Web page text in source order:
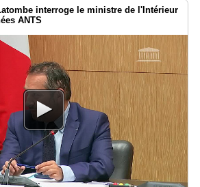
interroge le ministre de l'Intérieur
ANTS